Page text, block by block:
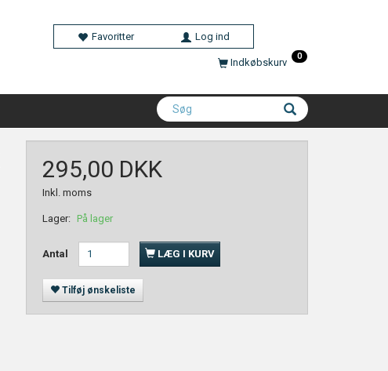
Favoritter Log ind
Indkøbskurv 0
295,00 DKK
Inkl. moms
Lager: På lager
Antal LÆG I KURV
Tilføj ønskeliste